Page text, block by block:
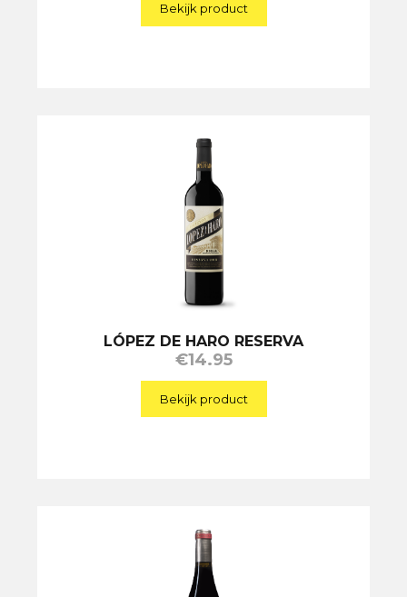
Bekijk product
LÓPEZ DE HARO RESERVA
€14.95
Bekijk product